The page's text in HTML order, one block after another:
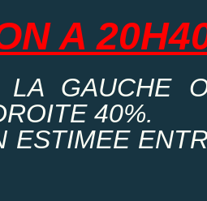
A
GAUCHE
40%.
ESTIMEE